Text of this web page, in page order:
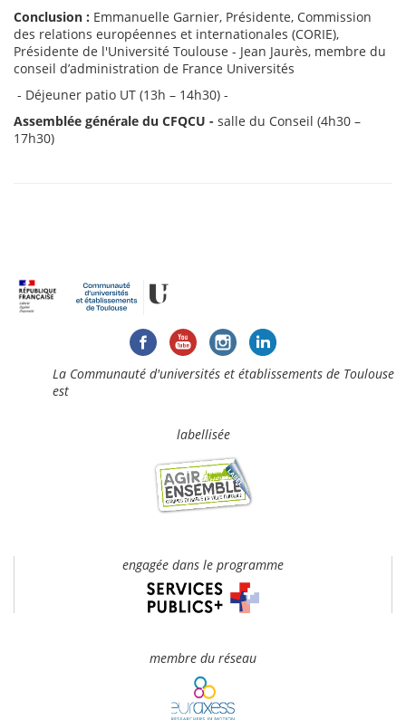
Conclusion : Emmanuelle Garnier, Présidente, Commission
des relations européennes et internationales (CORIE),
Présidente de l'Université Toulouse - Jean Jaurès, membre du
conseil d’administration de France Universités
- Déjeuner patio UT (13h – 14h30) -
Assemblée générale du CFQCU - salle du Conseil (4h30 –
17h30)
La Communauté d'universités et établissements de Toulouse
est
labellisée
engagée dans le programme
membre du réseau